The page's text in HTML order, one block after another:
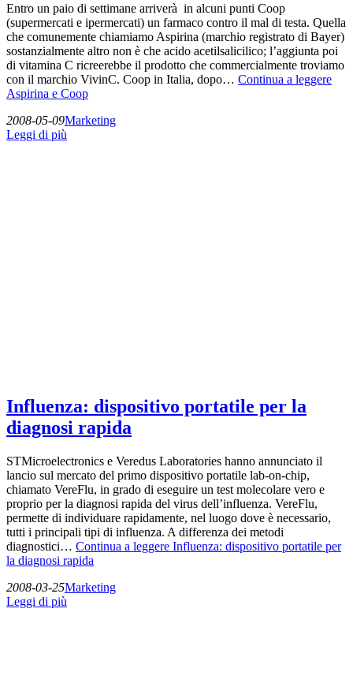
Entro un paio di settimane arriverà in alcuni punti Coop
(supermercati e ipermercati) un farmaco contro il mal di testa. Quella
che comunemente chiamiamo Aspirina (marchio registrato di Bayer)
sostanzialmente altro non è che acido acetilsalicilico; l’aggiunta poi
di vitamina C ricreerebbe il prodotto che commercialmente troviamo
con il marchio VivinC. Coop in Italia, dopo… Continua a leggere
Aspirina e Coop
2008-05-09Marketing
Leggi di più
Influenza: dispositivo portatile per la
diagnosi rapida
STMicroelectronics e Veredus Laboratories hanno annunciato il
lancio sul mercato del primo dispositivo portatile lab-on-chip,
chiamato VereFlu, in grado di eseguire un test molecolare vero e
proprio per la diagnosi rapida del virus dell’influenza. VereFlu,
permette di individuare rapidamente, nel luogo dove è necessario,
tutti i principali tipi di influenza. A differenza dei metodi
diagnostici… Continua a leggere Influenza: dispositivo portatile per
la diagnosi rapida
2008-03-25Marketing
Leggi di più